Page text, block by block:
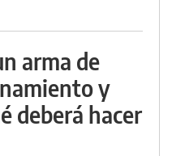
arma de
y
deberá hacer